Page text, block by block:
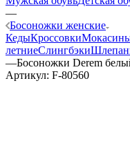
—
Босоножки женские
КедыКроссовки
летниеСлингбэки
—Босоножки Derem
Артикул: F-80560